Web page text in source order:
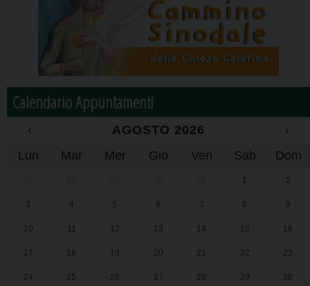
Calendario Appuntamenti
‹ AGOSTO 2026
›
Lun
Mar Mer Gio Ven Sab Dom
1 2
3 4 5 6 7 8 9
10 11 12 13 14 15 16
17 18 19 20 21 22 23
24 25 26 27 28 29 30